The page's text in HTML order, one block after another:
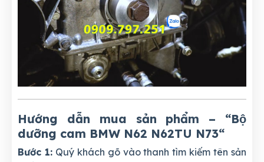
Hướng dẫn mua sản phẩm – “Bộ
dưỡng cam BMW N62 N62TU N73“
Bước 1:Quý khách gõ vào thanh tìm kiếm tên sản